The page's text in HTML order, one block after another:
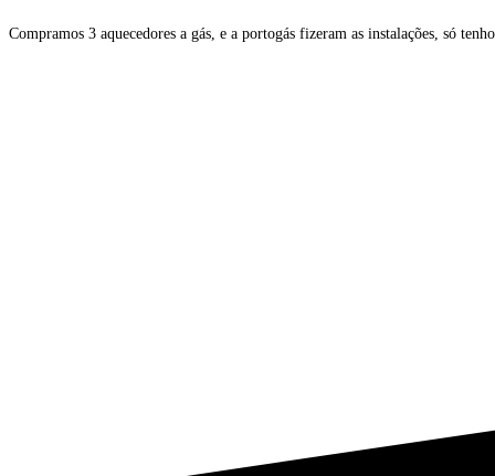
Compramos 3 aquecedores a gás, e a portogás fizeram as instalações, só